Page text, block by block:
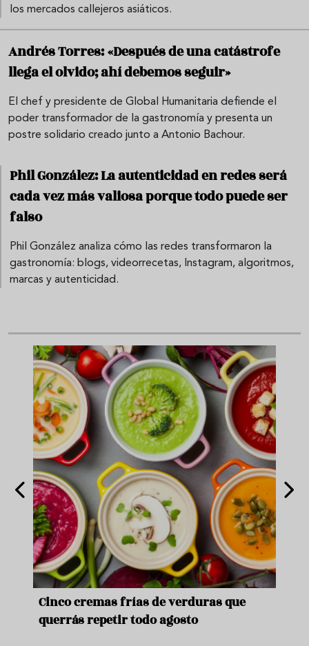
los mercados callejeros asiáticos.
Andrés Torres: «Después de una catástrofe
llega el olvido; ahí debemos seguir»
El chef y presidente de Global Humanitaria defiende el
poder transformador de la gastronomía y presenta un
postre solidario creado junto a Antonio Bachour.
Phil González: La autenticidad en redes será
cada vez más valiosa porque todo puede ser
falso
Phil González analiza cómo las redes transformaron la
gastronomía: blogs, videorrecetas, Instagram, algoritmos,
marcas y autenticidad.
Cinco cremas frías de verduras que
querrás repetir todo agosto